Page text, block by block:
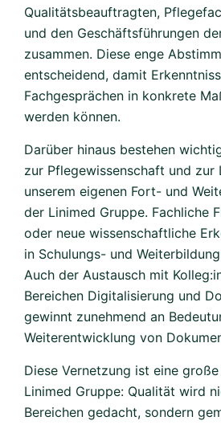
Qualitätsbeauftragten,
und den Geschäftsführungen
zusammen. Diese enge
entscheidend, damit
Fachgesprächen in konkrete
werden können.
Darüber hinaus bestehen
zur Pflegewissenschaft und zur
unserem eigenen Fort- und
der Linimed Gruppe. Fachliche
oder neue wissenschaftliche
in Schulungs- und
Auch der Austausch mit
Bereichen Digitalisierung und
gewinnt zunehmend an
Weiterentwicklung von
Diese Vernetzung ist eine
Linimed Gruppe: Qualität wird
Bereichen gedacht, sondern